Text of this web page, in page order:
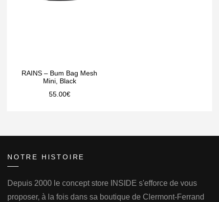
RAINS – Bum Bag Mesh
Mini, Black
55.00€
NOTRE HISTOIRE
Depuis 2000 le concept store INSIDE s'efforce de vous
proposer, à la fois dans sa boutique de Clermont-Ferrand